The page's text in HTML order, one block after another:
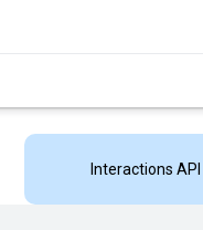
Interactions API